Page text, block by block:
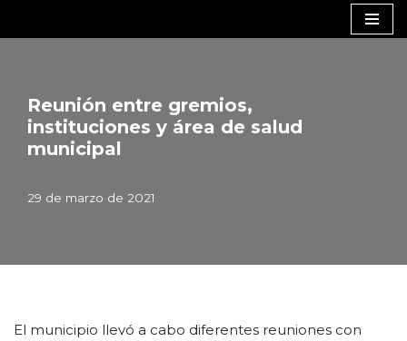
Reunión entre gremios,
instituciones y área de salud
municipal
29 de marzo de 2021
El municipio llevó a cabo diferentes reuniones con